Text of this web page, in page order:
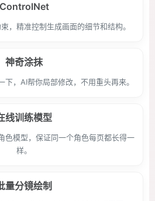
ControlNet
，精准控制生成画面的细节和结构。
神奇涂抹
下，AI帮你局部修改，不用重头再来。
线训练模型
色模型，保证同一个角色每页都长得一
样。
量分镜绘制